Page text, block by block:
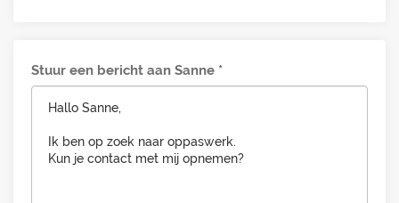
Stuur een bericht aan Sanne